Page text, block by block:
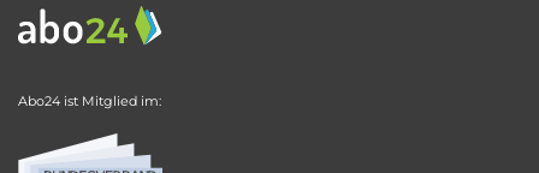
Abo24 ist Mitglied im: